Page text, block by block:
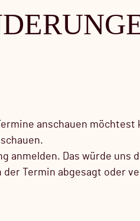
anschauen
anmelden. Das würde uns
Termin abgesagt oder